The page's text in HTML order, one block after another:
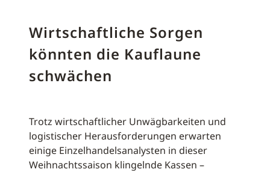
Wirtschaftliche Sorgen
könnten die Kauflaune
schwächen
Trotz wirtschaftlicher Unwägbarkeiten und
logistischer Herausforderungen erwarten
einige Einzelhandelsanalysten in dieser
Weihnachtssaison klingelnde Kassen –